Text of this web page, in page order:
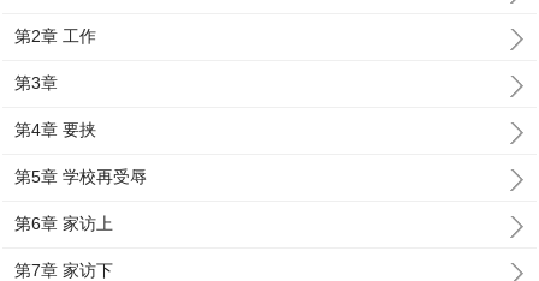
第2章 工作
第3章
第4章 要挟
第5章 学校再受辱
第6章 家访上
第7章 家访下